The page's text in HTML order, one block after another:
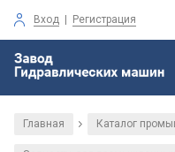
Вход | Регистрация
Главная / Каталог